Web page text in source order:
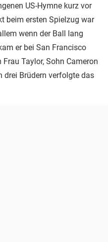
US-Hymne kurz vor
beim ersten Spielzug war
wenn der Ball lang
er bei San Francisco
Taylor, Sohn Cameron
drei Brüdern verfolgte das